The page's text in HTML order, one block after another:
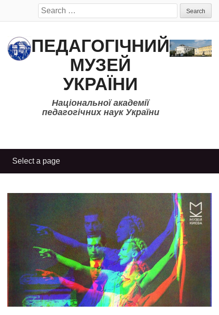
Search
for:
ПЕДАГОГІЧНИЙ
МУЗЕЙ
УКРАЇНИ
Національної академії
педагогічних наук України